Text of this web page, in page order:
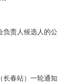
负责人候选人的公
长春站）一轮通知